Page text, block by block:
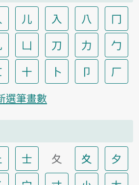
儿 入 八
冂
凵 刀 力
勹
十 卜 卩
厂
選筆畫數
士 夂 夊
夕